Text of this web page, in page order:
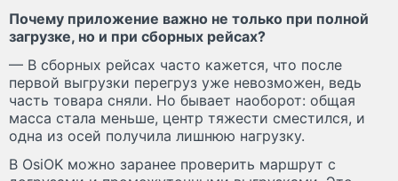
Почему приложение важно не только при полной
загрузке, но и при сборных рейсах?
— В сборных рейсах часто кажется, что после
первой выгрузки перегруз уже невозможен, ведь
часть товара сняли. Но бывает наоборот: общая
масса стала меньше, центр тяжести сместился, и
одна из осей получила лишнюю нагрузку.
В OsiOK можно заранее проверить маршрут с